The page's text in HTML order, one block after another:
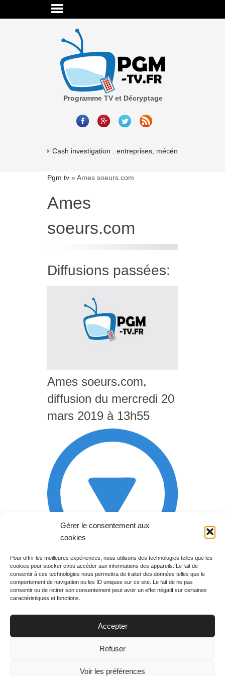
Gérer le consentement aux
cookies
Pour offrir les meilleures expériences, nous utilisons des technologies telles que les
cookies pour stocker et/ou accéder aux informations des appareils. Le fait de
consentir à ces technologies nous permettra de traiter des données telles que le
comportement de navigation ou les ID uniques sur ce site. Le fait de ne pas
consentir ou de retirer son consentement peut avoir un effet négatif sur certaines
caractéristiques et fonctions.
Accepter
Refuser
Voir les préférences
Programme TV et Décryptage
Cash investigation : entreprises, mécénat,
Pgm tv » Ames soeurs.com
Ames
soeurs.com
Diffusions passées:
Ames soeurs.com,
diffusion du mercredi 20
mars 2019 à 13h55
Rechercher votre
programme
Votre soirée :